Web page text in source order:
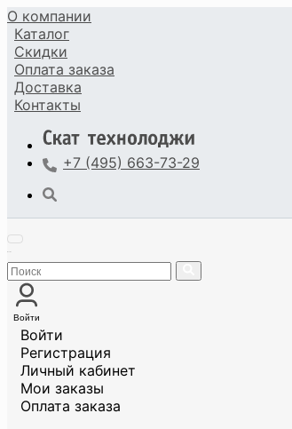
О компании
Каталог
Скидки
Оплата заказа
Доставка
Контакты
+7 (495) 663-73-29
Войти
Войти
Регистрация
Личный кабинет
Мои заказы
Оплата заказа